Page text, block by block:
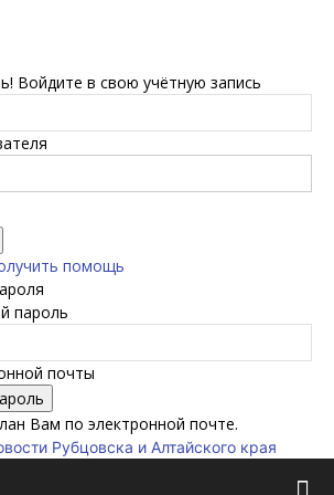
Войдите в свою учётную запись
помощь
пароль
почты
Вам по электронной почте.
Рубцовска и Алтайского края